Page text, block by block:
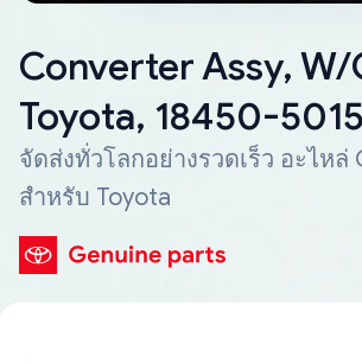
Converter Assy,
Toyota, 18450-
จัดส่งทั่วโลกอย่างรวดเร็ว อะไหล่
สำหรับ Toyota